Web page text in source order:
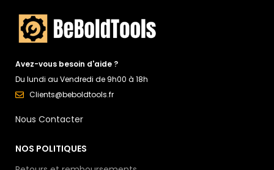
Avez-vous besoin d'aide ?
Du lundi au Vendredi de 9h00 à 18h
Clients@beboldtools.fr
Nous Contacter
NOS POLITIQUES